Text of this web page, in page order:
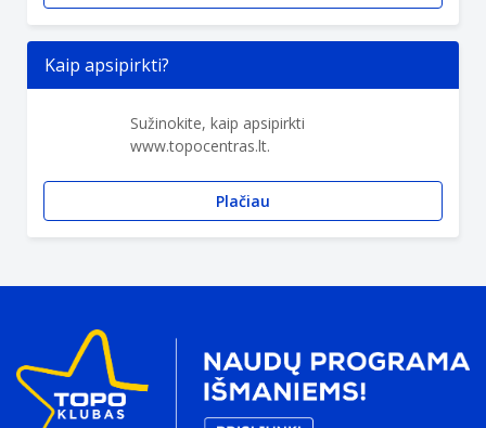
Kaip apsipirkti?
Sužinokite, kaip apsipirkti
www.topocentras.lt.
Plačiau